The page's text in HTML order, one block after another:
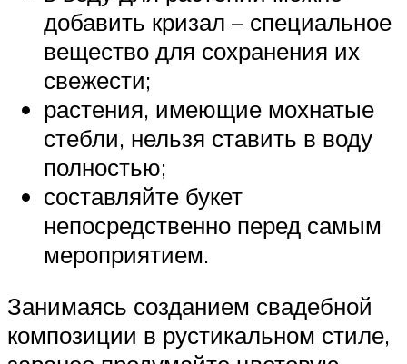
добавить кризал – специальное
вещество для сохранения их
свежести;
растения, имеющие мохнатые
стебли, нельзя ставить в воду
полностью;
составляйте букет
непосредственно перед самым
мероприятием.
Занимаясь созданием свадебной
композиции в рустикальном стиле,